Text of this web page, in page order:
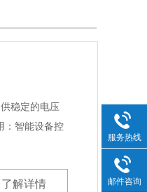
稳定的电压
：智能设备控
了解详情
服务热线
邮件咨询